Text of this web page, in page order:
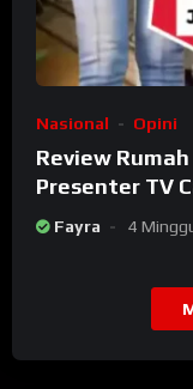
Nasional Opini
Review
Presenter TV
Rumah Jokowi
Fayra 4